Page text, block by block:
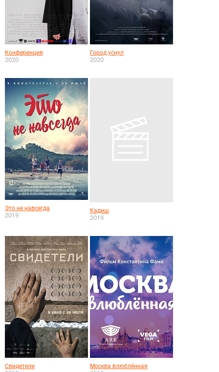
Конференция
2020
Город уснул
2020
Это не навсегда
2019
Кадиш
2019
Свидетели Москва влюблённая